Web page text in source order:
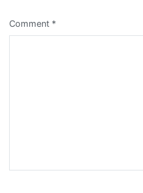
Comment *